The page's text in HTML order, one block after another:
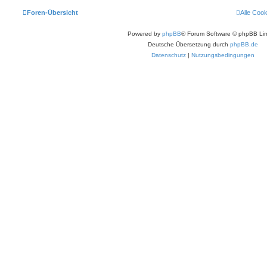
Foren-Übersicht Alle
Powered by phpBB® Forum Software © phpBB
Deutsche Übersetzung durch phpBB.de
Datenschutz | Nutzungsbedingungen